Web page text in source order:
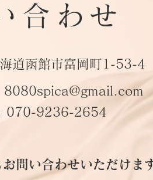
合わせ
道函館市富岡町1-53-4
8080spica@gmail.com
070-9236-2654
問い合わせいただけま